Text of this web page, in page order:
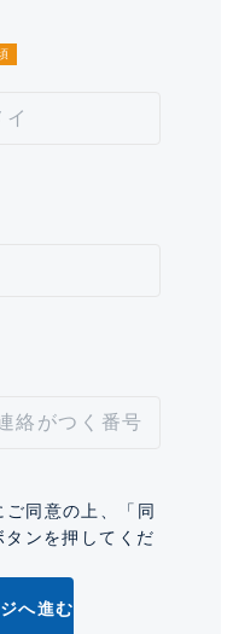
ご同意の上、「同
ンを押してくだ
へ進む